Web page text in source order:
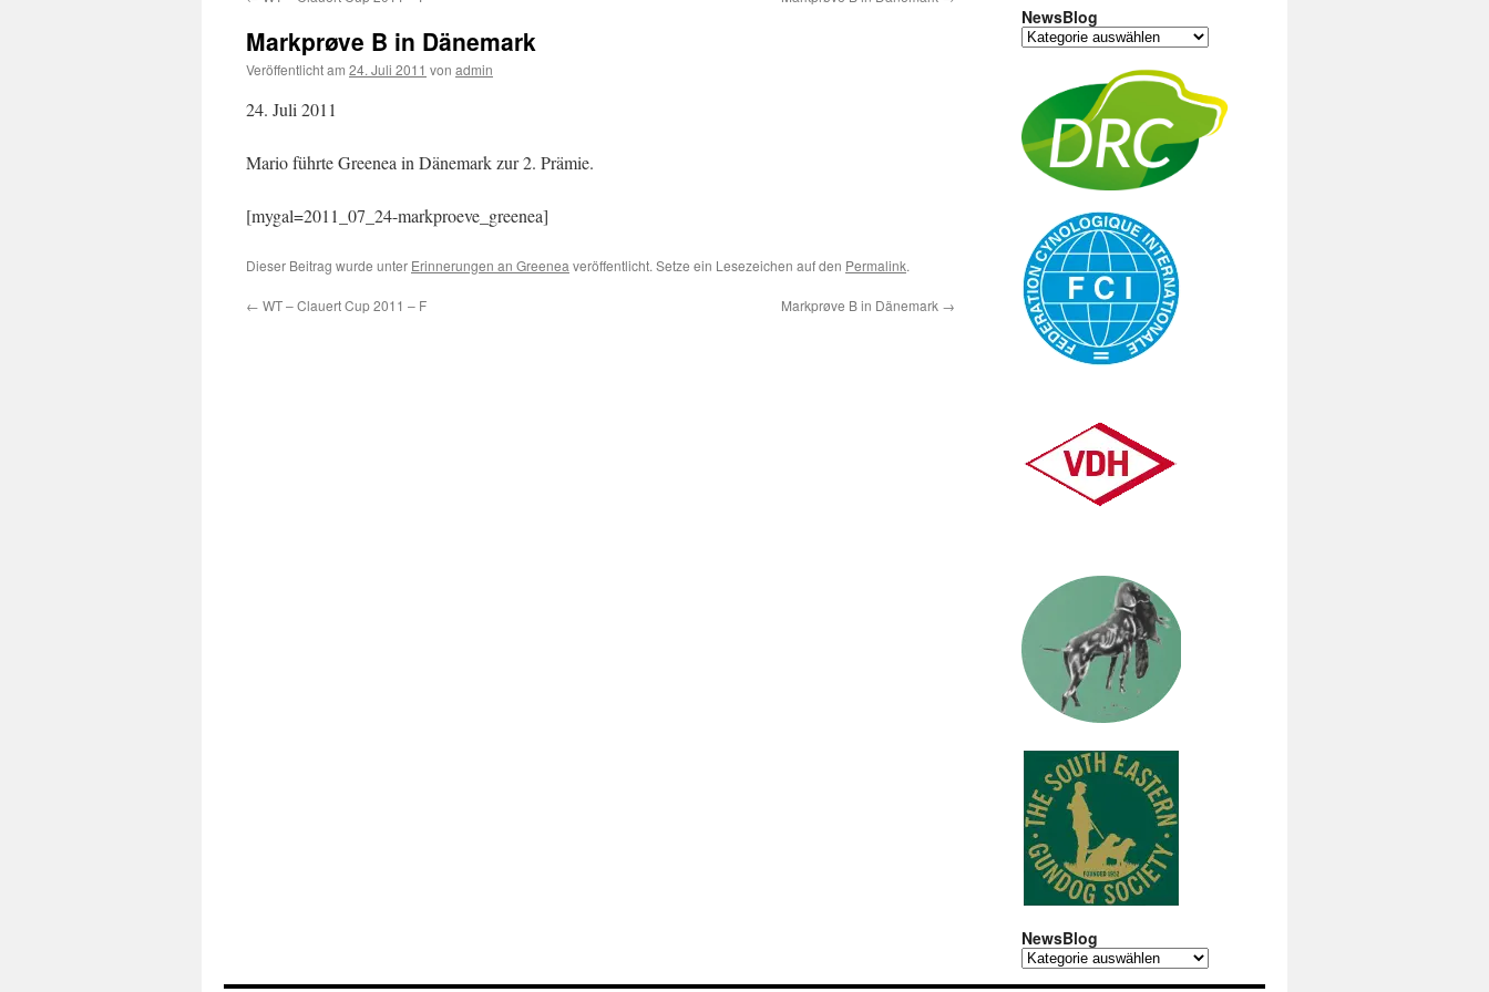
Markprøve B in Dänemark
Veröffentlicht am 24. Juli 2011 von admin
24. Juli 2011
Mario führte Greenea in Dänemark zur 2. Prämie.
[mygal=2011_07_24-markproeve_greenea]
Dieser Beitrag wurde unter Erinnerungen an Greenea veröffentlicht. Setze ein Lesezeichen auf den Permalink.
← WT – Clauert Cup 2011 – F Markprøve B in Dänemark →
NewsBlog
NewsBlog
NewsBlog
NewsBlog